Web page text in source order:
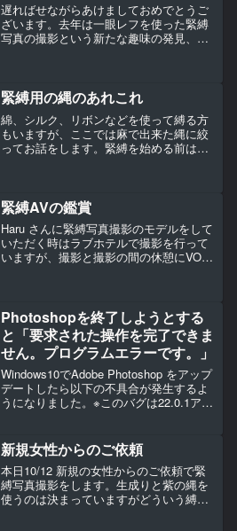
遅ればせながらあけましておめでとうご
ざいます。去年は一眼レフを使った緊縛
写真の撮影という新たな趣味の発見、一
さん、Saya...
緊縛用の縄のあれこれ
綿、シルク、リボンなどを使って縛る方
もいますが、ここでは麻で出来た縄に絞
ってお話をします。緊縛を始める前は縄
介します。使用する縄素材...
緊縛AVの鑑賞
Haru さんに緊縛写真撮影のモデルをして
いただく時はラブホテルで撮影を行って
いますが、撮影と撮影の間の休憩にVOD
て、緊縛を伴...
Photoshopを終了しようとする
と「要求された操作を完了できま
せん。プログラムエラーです。」
Windows10でAdobe Photoshop をアップ
デートしたら以下の不具合が発生するよ
うになりました。※このバグは22.0.1アッ
された操作を完了できません。プログラ
ムエラーです。」のダイアログが表示さ
れて終了できない。Adobe Lightroom の
連携機能でAdobe Photoshop を立ち上げ
ようとするとクラッシュレポートが表示
新規女性からのご依頼
本日10/12 新規の女性からのご依頼で緊
縛写真撮影をします。生成りと紫の縄を
使うのは決まっていますがどういう縛り